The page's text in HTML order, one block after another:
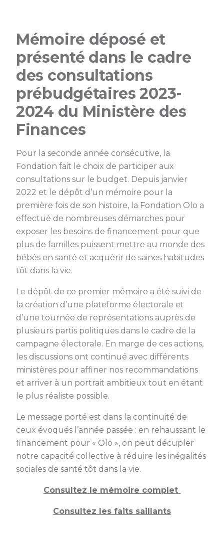
Mémoire déposé et
présenté dans le cadre
des consultations
prébudgétaires 2023-
2024 du Ministère des
Finances
Pour la seconde année consécutive, la
Fondation fait le choix de participer aux
consultations sur le budget. Depuis janvier
2022 et le dépôt d’un mémoire pour la
première fois de son histoire, la Fondation Olo a
effectué de nombreuses démarches pour
exposer les besoins de financement pour que
plus de familles puissent mettre au monde des
bébés en santé et acquérir de saines habitudes
tôt dans la vie.
Le dépôt de ce premier mémoire a été suivi de
la création d’une plateforme électorale et
d’une tournée de représentations auprès de
plusieurs partis politiques dans le cadre de la
campagne électorale. En marge de ces actions,
les discussions ont continué avec différents
ministères pour affiner nos recommandations
et arriver à un portrait ambitieux tout en étant
le plus réaliste possible.
Le message porté est dans la continuité de
ceux évoqués l’année passée : en rehaussant le
financement pour « Olo », on peut décupler
notre capacité collective à réduire les inégalités
sociales de santé tôt dans la vie.
Consultez le mémoire complet
Consultez les faits saillants